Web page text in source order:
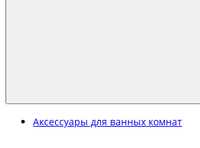
Аксессуары для ванных комнат